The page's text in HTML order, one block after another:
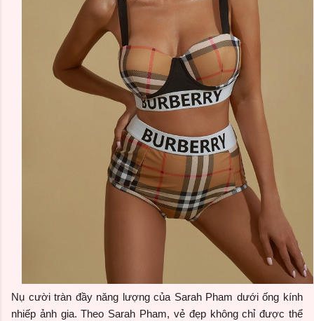
Nụ cười tràn đầy năng lượng của Sarah Pham dưới ống kính
nhiếp ảnh gia. Theo Sarah Pham, vẻ đẹp không chỉ được thể